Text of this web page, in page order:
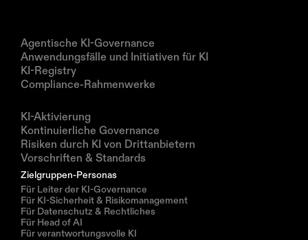
Agentische KI-Governance
Anwendungsfälle und Initiativen für KI
KI-Registry
Compliance-Rahmenwerke
KI-Aktivierung
Kontinuierliche Governance
Risiken durch KI von Drittanbietern
Vorschriften & Standards
Zielgruppen-Personas
Für Leiter der KI-Governance
Für KI-Sicherheit & Risikomanagement
Für Datenschutz & Rechtliches
Für Head of AI
Für verantwortungsvolle KI